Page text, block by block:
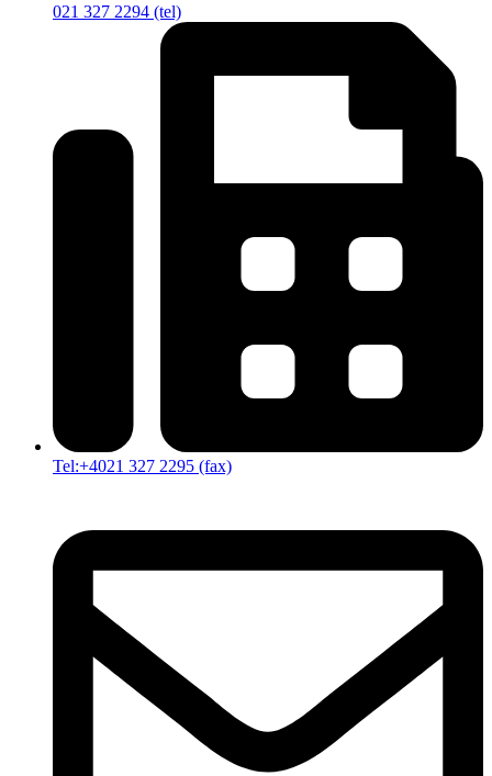
021 327 2294 (tel)
Tel:+4021 327 2295 (fax)